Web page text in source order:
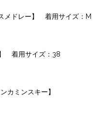
メドレー】 着用サイズ：M
着用サイズ：38
カミンスキー】